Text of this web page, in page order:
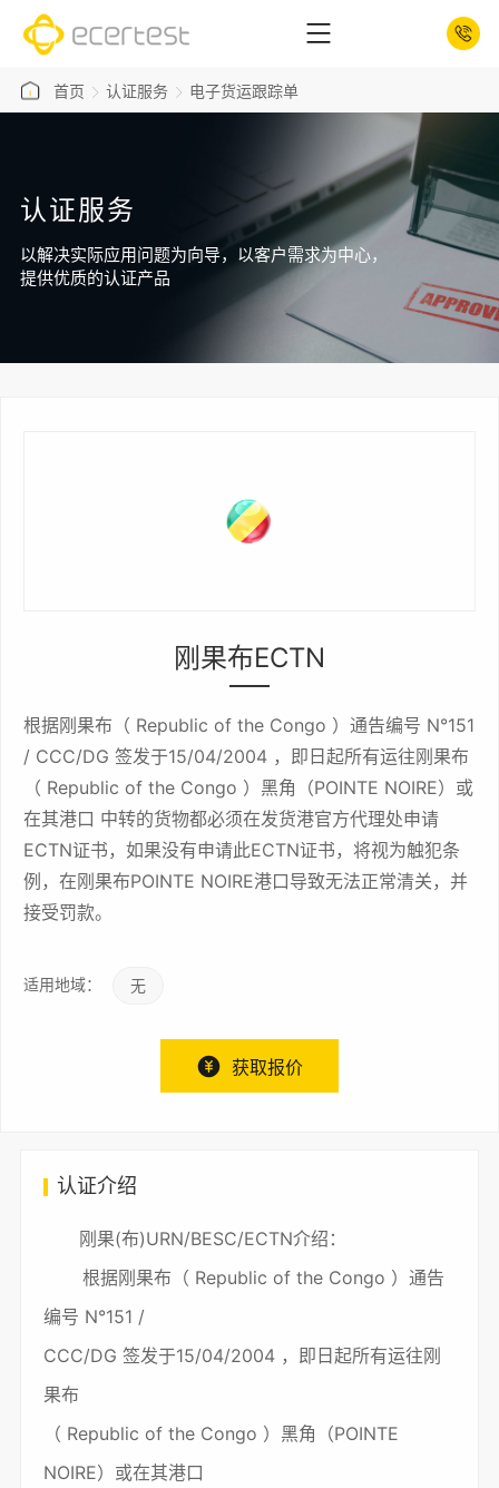
首页 认证服务 电子货运跟踪单
认证服务
以解决实际应用问题为向导，以客户需求为中心，
提供优质的认证产品
刚果布ECTN
根据刚果布（ Republic of the Congo ）通告编号 N°151
/ CCC/DG 签发于15/04/2004 ，即日起所有运往刚果布
（ Republic of the Congo ）黑角（POINTE NOIRE）或
在其港口 中转的货物都必须在发货港官方代理处申请
ECTN证书，如果没有申请此ECTN证书，将视为触犯条
例，在刚果布POINTE NOIRE港口导致无法正常清关，并
接受罚款。
适用地域： 无
获取报价
认证介绍
刚果(布)URN/BESC/ECTN介绍：
根据刚果布（ Republic of the Congo ）通告
编号 N°151 /
CCC/DG 签发于15/04/2004 ，即日起所有运往刚
果布
（ Republic of the Congo ）黑角（POINTE
NOIRE）或在其港口